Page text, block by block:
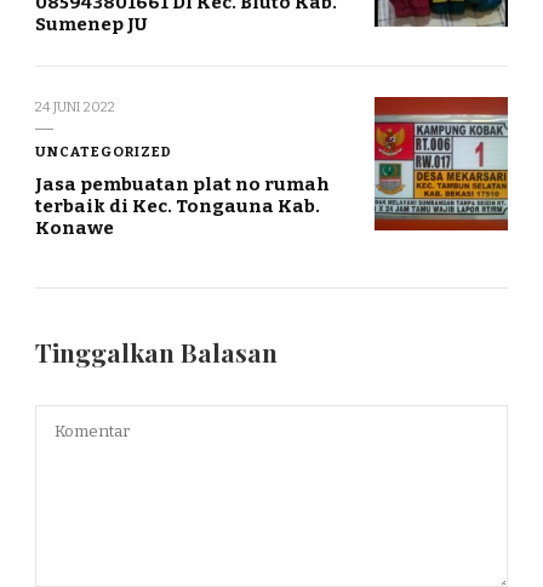
Sumenep JU
24 JUNI 2022
UNCATEGORIZED
Jasa pembuatan plat no rumah
terbaik di Kec. Tongauna Kab.
Konawe
Tinggalkan Balasan